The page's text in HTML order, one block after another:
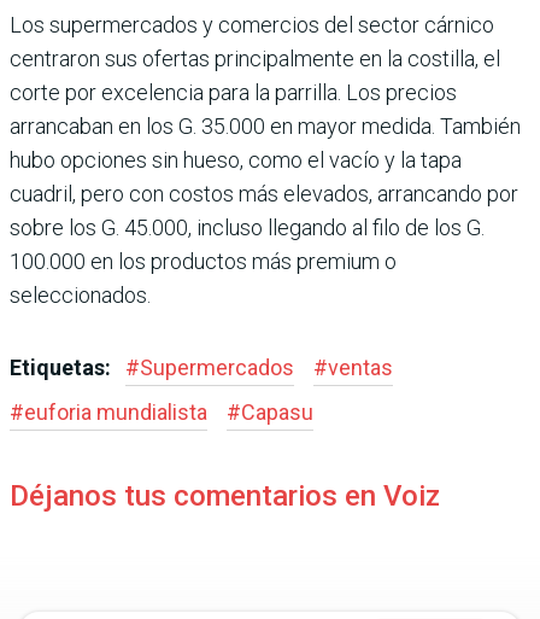
Los supermercados y comer­cios del sector cárnico
cen­traron sus ofertas principal­mente en la costilla, el
corte por excelencia para la parri­lla. Los precios
arrancaban en los G. 35.000 en mayor medida. También
hubo opciones sin hueso, como el vacío y la tapa
cuadril, pero con costos más elevados, arrancando por
sobre los G. 45.000, incluso llegando al filo de los G.
100.000 en los productos más premium o
seleccionados.
Etiquetas: #Supermercados #ventas
#euforia mundialista #Capasu
Déjanos tus comentarios en Voiz